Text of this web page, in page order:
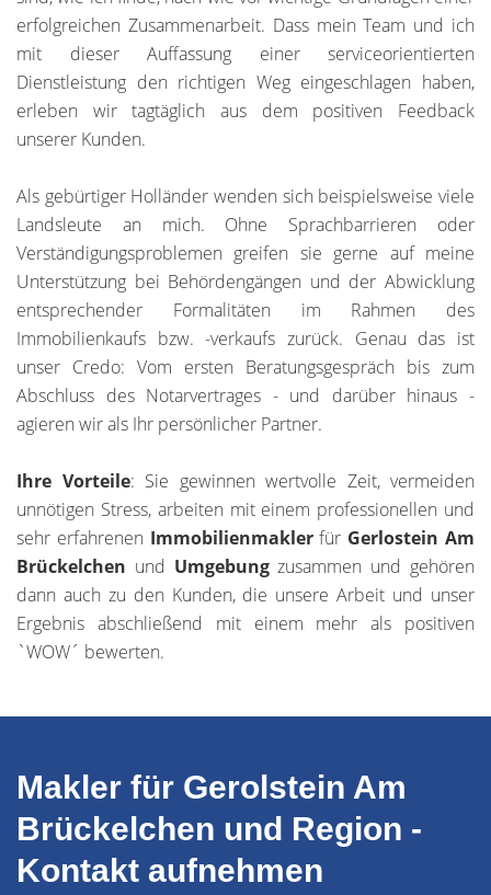
erfolgreichen Zusammenarbeit. Dass mein Team und ich
mit dieser Auffassung einer serviceorientierten
Dienstleistung den richtigen Weg eingeschlagen haben,
erleben wir tagtäglich aus dem positiven Feedback
unserer Kunden.
Als gebürtiger Holländer wenden sich beispielsweise viele
Landsleute an mich. Ohne Sprachbarrieren oder
Verständigungsproblemen greifen sie gerne auf meine
Unterstützung bei Behördengängen und der Abwicklung
entsprechender Formalitäten im Rahmen des
Immobilienkaufs bzw. -verkaufs zurück. Genau das ist
unser Credo: Vom ersten Beratungsgespräch bis zum
Abschluss des Notarvertrages - und darüber hinaus -
agieren wir als Ihr persönlicher Partner.
Ihre Vorteile: Sie gewinnen wertvolle Zeit, vermeiden
unnötigen Stress, arbeiten mit einem professionellen und
sehr erfahrenen Immobilienmaklerfür Gerlostein Am
Brückelchen und Umgebungzusammen und gehören
dann auch zu den Kunden, die unsere Arbeit und unser
Ergebnis abschließend mit einem mehr als positiven
`WOW´ bewerten.
Makler für Gerolstein Am
Brückelchen und Region -
Kontakt aufnehmen